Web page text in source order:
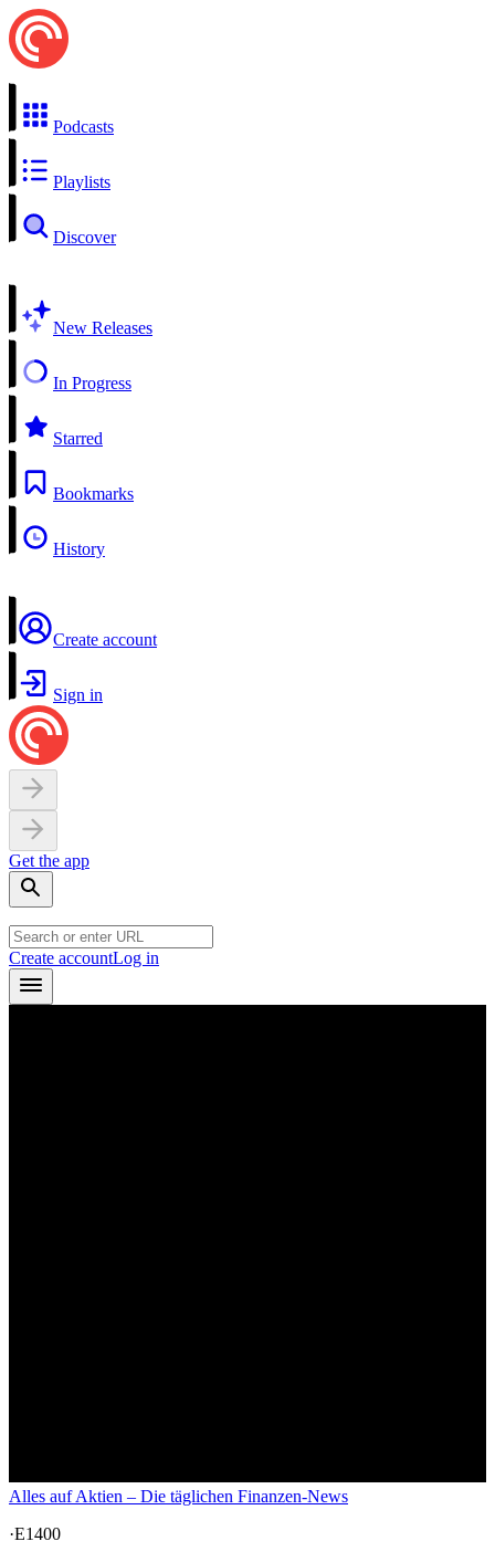
Podcasts
Playlists
Discover
New Releases
In Progress
Starred
Bookmarks
History
Create account
Sign in
Get the app
Create accountLog in
Alles auf Aktien – Die täglichen Finanzen-News
·E1400